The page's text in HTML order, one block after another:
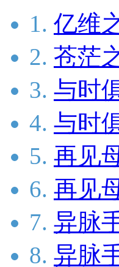
1. 亿维
2. 苍茫
3. 与时
4. 与时
5. 再见
6. 再见
7. 异脉
8. 异脉